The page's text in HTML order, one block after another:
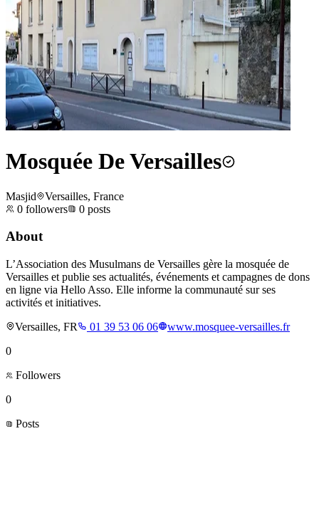
Mosquée De Versailles
Masjid
Versailles, France
0 followers 0 posts
About
L’Association des Musulmans de Versailles gère la mosquée de
Versailles et publie ses actualités, événements et campagnes de dons
en ligne via Hello Asso. Elle informe la communauté sur ses
activités et initiatives.
Versailles, FR
01 39 53 06 06
www.mosquee-versailles.fr
0
Followers
0
Posts